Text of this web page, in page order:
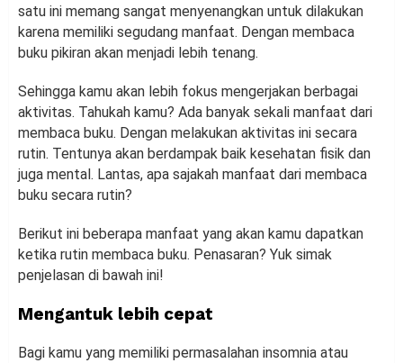
satu ini memang sangat menyenangkan untuk dilakukan
karena memiliki segudang manfaat. Dengan membaca
buku pikiran akan menjadi lebih tenang.
Sehingga kamu akan lebih fokus mengerjakan berbagai
aktivitas. Tahukah kamu? Ada banyak sekali manfaat dari
membaca buku. Dengan melakukan aktivitas ini secara
rutin. Tentunya akan berdampak baik kesehatan fisik dan
juga mental. Lantas, apa sajakah manfaat dari membaca
buku secara rutin?
Berikut ini beberapa manfaat yang akan kamu dapatkan
ketika rutin membaca buku. Penasaran? Yuk simak
penjelasan di bawah ini!
Mengantuk lebih cepat
Bagi kamu yang memiliki permasalahan insomnia atau